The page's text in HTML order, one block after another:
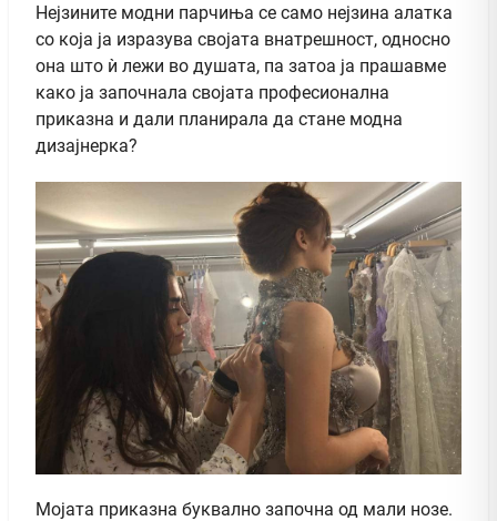
Нејзините модни парчиња се само нејзина алатка
со која ја изразува својата внатрешност, односно
она што ѝ лежи во душата, па затоа ја прашавме
како ја започнала својата професионална
приказна и дали планирала да стане модна
дизајнерка?
Мојата приказна буквално започна од мали нозе.